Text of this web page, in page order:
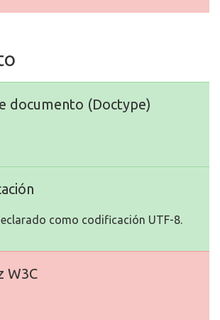
documento (Doctype)
como codificación UTF-8.
W3C